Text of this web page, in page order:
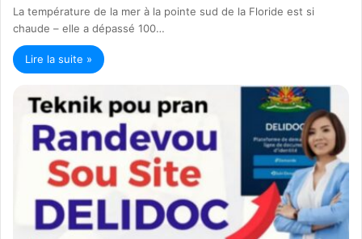
La température de la mer à la pointe sud de la Floride est si
chaude – elle a dépassé 100…
Lire la suite »